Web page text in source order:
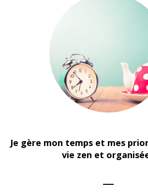
Je gère mon temps et mes
vie zen et